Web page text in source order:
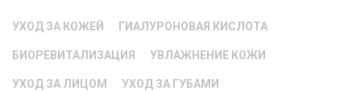
УХОД ЗА КОЖЕЙ ГИАЛУРОНОВАЯ КИСЛОТА
БИОРЕВИТАЛИЗАЦИЯ УВЛАЖНЕНИЕ КОЖИ
УХОД ЗА ЛИЦОМ УХОД ЗА ГУБАМИ